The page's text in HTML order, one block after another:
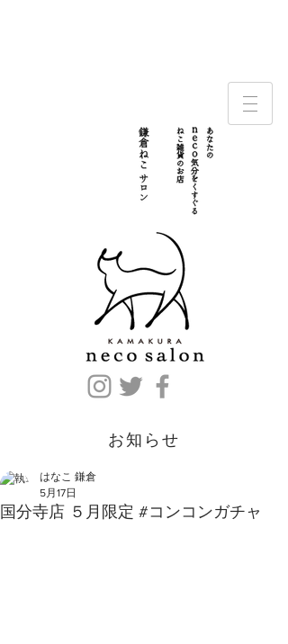
お知らせ
国分寺店 ５月限定 #コンコンガチャ
はなこ 鎌倉
5月17日